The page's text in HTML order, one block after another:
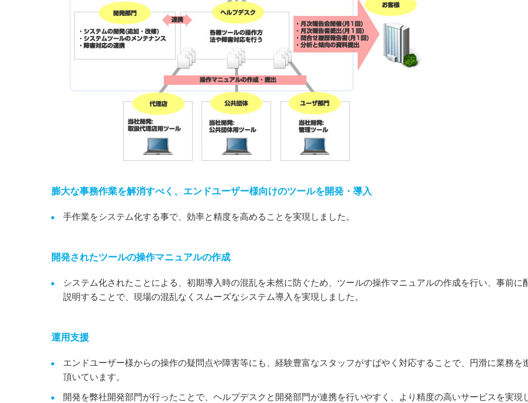
膨大な事務作業を解消すべく、エンドユーザー様向けのツールを開発・導入
手作業をシステム化する事で、効率と精度を高めることを実現しました。
開発されたツールの操作マニュアルの作成
システム化されたことによる、初期導入時の混乱を未然に防ぐため、ツールの操作マニュアルの作成を行い、事前に
説明することで、現場の混乱なくスムーズなシステム導入を実現しました。
運用支援
エンドユーザー様からの操作の疑問点や障害等にも、経験豊富なスタッフがすばやく対応することで、円滑に業務を
頂いています。
開発を弊社開発部門が行ったことで、ヘルプデスクと開発部門が連携を行いやすく、より精度の高いサービスを実現